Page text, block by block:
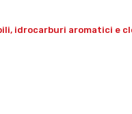
idrocarburi aromatici e